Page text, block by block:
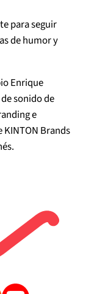
para seguir
de humor y
Enrique
sonido de
e
Brands